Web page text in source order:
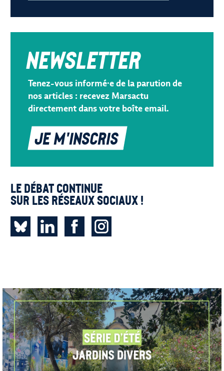
Newsletter
Tenez-vous informé·e de la parution de
nos articles : recevez Marsactu
directement dans votre boîte email.
Je m'inscris
Le débat continue
sur les réseaux sociaux !